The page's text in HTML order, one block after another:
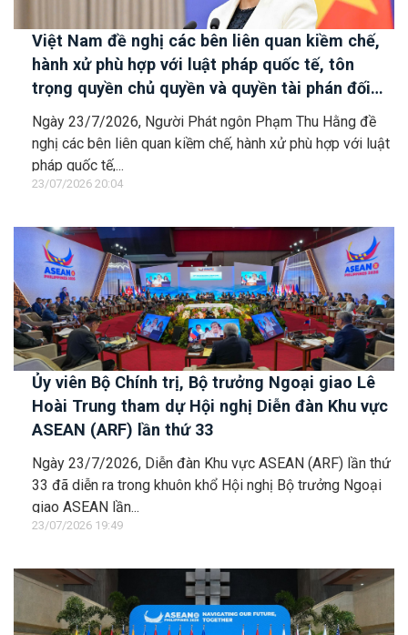
Việt Nam đề nghị các bên liên quan kiềm chế,
hành xử phù hợp với luật pháp quốc tế, tôn
trọng quyền chủ quyền và quyền tài phán đối
với vùng đặc quyền kinh tế và thềm lục địa của
quốc gia ven biển
Ngày 23/7/2026, Người Phát ngôn Phạm Thu Hằng đề
nghị các bên liên quan kiềm chế, hành xử phù hợp với luật
pháp quốc tế,...
23/07/2026 20:04
Ủy viên Bộ Chính trị, Bộ trưởng Ngoại giao Lê
Hoài Trung tham dự Hội nghị Diễn đàn Khu vực
ASEAN (ARF) lần thứ 33
Ngày 23/7/2026, Diễn đàn Khu vực ASEAN (ARF) lần thứ
33 đã diễn ra trong khuôn khổ Hội nghị Bộ trưởng Ngoại
giao ASEAN lần...
23/07/2026 19:49